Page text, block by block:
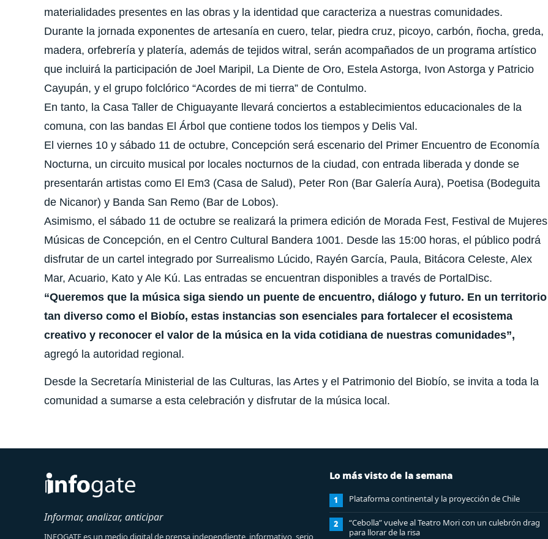
materialidades presentes en las obras y la identidad que caracteriza a nuestras comunidades.
Durante la jornada exponentes de artesanía en cuero, telar, piedra cruz, picoyo, carbón, ñocha, greda,
madera, orfebrería y platería, además de tejidos witral, serán acompañados de un programa artístico
que incluirá la participación de Joel Maripil, La Diente de Oro, Estela Astorga, Ivon Astorga y Patricio
Cayupán, y el grupo folclórico “Acordes de mi tierra” de Contulmo.
En tanto, la Casa Taller de Chiguayante llevará conciertos a establecimientos educacionales de la
comuna, con las bandas El Árbol que contiene todos los tiempos y Delis Val.
El viernes 10 y sábado 11 de octubre, Concepción será escenario del Primer Encuentro de Economía
Nocturna, un circuito musical por locales nocturnos de la ciudad, con entrada liberada y donde se
presentarán artistas como El Em3 (Casa de Salud), Peter Ron (Bar Galería Aura), Poetisa (Bodeguita
de Nicanor) y Banda San Remo (Bar de Lobos).
Asimismo, el sábado 11 de octubre se realizará la primera edición de Morada Fest, Festival de Mujeres
Músicas de Concepción, en el Centro Cultural Bandera 1001. Desde las 15:00 horas, el público podrá
disfrutar de un cartel integrado por Surrealismo Lúcido, Rayén García, Paula, Bitácora Celeste, Alex
Mar, Acuario, Kato y Ale Kú. Las entradas se encuentran disponibles a través de PortalDisc.
“Queremos que la música siga siendo un puente de encuentro, diálogo y futuro. En un territorio
tan diverso como el Biobío, estas instancias son esenciales para fortalecer el ecosistema
creativo y reconocer el valor de la música en la vida cotidiana de nuestras comunidades”,
agregó la autoridad regional.
Desde la Secretaría Ministerial de las Culturas, las Artes y el Patrimonio del Biobío, se invita a toda la
comunidad a sumarse a esta celebración y disfrutar de la música local.
Informar, analizar, anticipar
INFOGATE es un medio digital de prensa independiente, informativo, serio
Lo más visto de la semana
1 Plataforma continental y la proyección de Chile
2
“Cebolla” vuelve al Teatro Mori con un culebrón drag
para llorar de la risa